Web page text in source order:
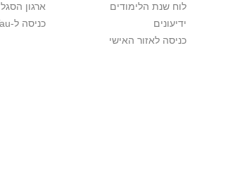
לוח שנת הלימודים
ידיעונים
כניסה לאזור האישי
ארגון
כניסה ל-My Tau